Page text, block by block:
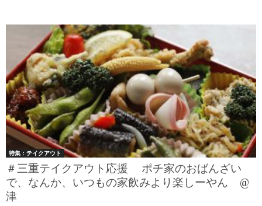
特集：テイクアウト
＃三重テイクアウト応援 ポチ家のおばんざい
で、なんか、いつもの家飲みより楽しーやん @
津